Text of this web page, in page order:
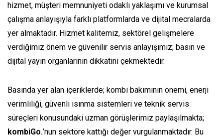
hizmet, müşteri memnuniyeti odaklı yaklaşımı ve kurumsal
çalışma anlayışıyla farklı platformlarda ve dijital mecralarda
yer almaktadır. Hizmet kalitemiz, sektörel gelişmelere
verdiğimiz önem ve güvenilir servis anlayışımız; basın ve
dijital yayın organlarının dikkatini çekmektedir.
Basında yer alan içeriklerde; kombi bakımının önemi, enerji
verimliliği, güvenli ısınma sistemleri ve teknik servis
süreçleri konusundaki uzman görüşlerimiz paylaşılmakta;
kombiGo.’nun sektöre kattığı değer vurgulanmaktadır. Bu